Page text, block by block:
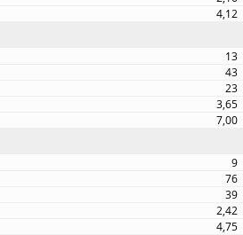
4,12
13
43
23
3,65
7,00
9
76
39
2,42
4,75